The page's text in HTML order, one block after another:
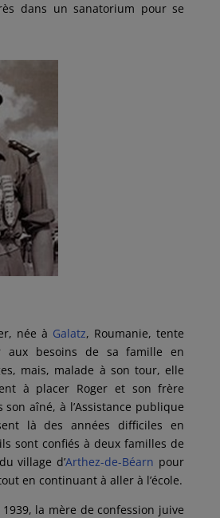
dans un sanatorium pour se
née à Galatz, Roumanie, tente
aux besoins de sa famille en
mais, malade à son tour, elle
à placer Roger et son frère
aîné, à l’Assistance publique
là des années difficiles en
sont confiés à deux familles de
village d’Arthez-de-Béarn pour
en continuant à aller à l’école.
la mère de confession juive